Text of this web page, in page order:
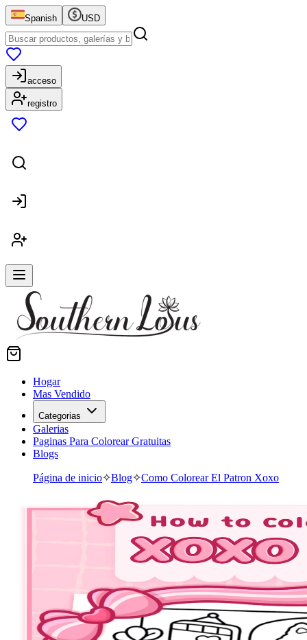
Spanish USD
acceso
registro
Hogar
Mas Vendido
Categorias
Galerias
Paginas Para Colorear Gratuitas
Blogs
Página de inicio✧Blog✧Como Colorear El Patron Xoxo